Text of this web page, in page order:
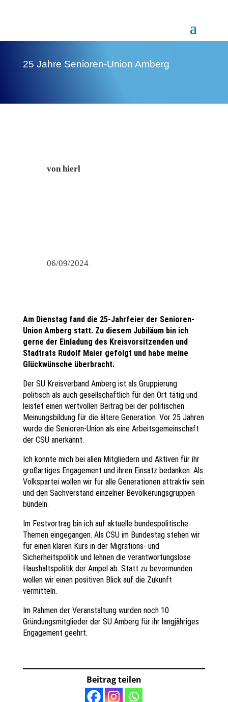
25 Jahre Senioren-Union Amberg
von hierl
06/09/2024
Am Dienstag fand die 25-Jahrfeier der Senioren-
Union Amberg statt. Zu diesem Jubiläum bin ich
gerne der Einladung des Kreisvorsitzenden und
Stadtrats Rudolf Maier gefolgt und habe meine
Glückwünsche überbracht.
Der SU Kreisverband Amberg ist als Gruppierung
politisch als auch gesellschaftlich für den Ort tätig und
leistet einen wertvollen Beitrag bei der politischen
Meinungsbildung für die ältere Generation. Vor 25 Jahren
wurde die Senioren-Union als eine Arbeitsgemeinschaft
der CSU anerkannt.
Ich konnte mich bei allen Mitgliedern und Aktiven für ihr
großartiges Engagement und ihren Einsatz bedanken. Als
Volkspartei wollen wir für alle Generationen attraktiv sein
und den Sachverstand einzelner Bevölkerungsgruppen
bündeln.
Im Festvortrag bin ich auf aktuelle bundespolitische
Themen eingegangen. Als CSU im Bundestag stehen wir
für einen klaren Kurs in der Migrations- und
Sicherheitspolitik und lehnen die verantwortungslose
Haushaltspolitik der Ampel ab. Statt zu bevormunden
wollen wir einen positiven Blick auf die Zukunft
vermitteln.
Im Rahmen der Veranstaltung wurden noch 10
Gründungsmitglieder der SU Amberg für ihr langjähriges
Engagement geehrt.
Beitrag teilen